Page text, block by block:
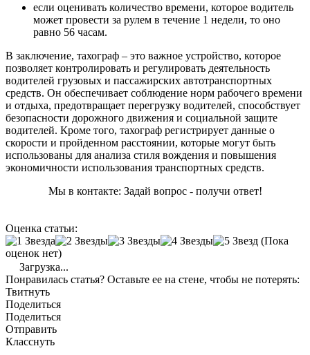
если оценивать количество времени, которое водитель
может провести за рулем в течение 1 недели, то оно
равно 56 часам.
В заключение, тахограф – это важное устройство, которое
позволяет контролировать и регулировать деятельность
водителей грузовых и пассажирских автотранспортных
средств. Он обеспечивает соблюдение норм рабочего времени
и отдыха, предотвращает перегрузку водителей, способствует
безопасности дорожного движения и социальной защите
водителей. Кроме того, тахограф регистрирует данные о
скорости и пройденном расстоянии, которые могут быть
использованы для анализа стиля вождения и повышения
экономичности использования транспортных средств.
Мы в контакте: Задай вопрос - получи ответ!
Оценка статьи:
(Пока
оценок нет)
Загрузка...
Понравилась статья? Оставьте ее на стене, чтобы не потерять:
Твитнуть
Поделиться
Поделиться
Отправить
Класснуть